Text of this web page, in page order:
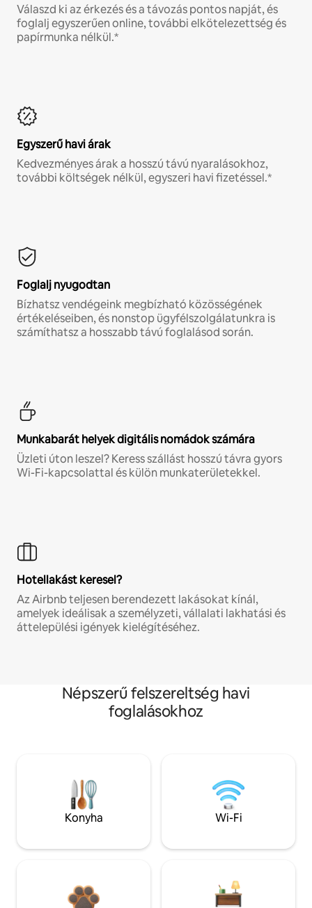
Válaszd ki az érkezés és a távozás pontos napját, és
foglalj egyszerűen online, további elkötelezettség és
papírmunka nélkül.*
Egyszerű havi árak
Kedvezményes árak a hosszú távú nyaralásokhoz,
további költségek nélkül, egyszeri havi fizetéssel.*
Foglalj nyugodtan
Bízhatsz vendégeink megbízható közösségének
értékeléseiben, és nonstop ügyfélszolgálatunkra is
számíthatsz a hosszabb távú foglalásod során.
Munkabarát helyek digitális nomádok számára
Üzleti úton leszel? Keress szállást hosszú távra gyors
Wi-Fi-kapcsolattal és külön munkaterületekkel.
Hotellakást keresel?
Az Airbnb teljesen berendezett lakásokat kínál,
amelyek ideálisak a személyzeti, vállalati lakhatási és
áttelepülési igények kielégítéséhez.
Népszerű felszereltség havi
foglalásokhoz
Konyha Wi-Fi